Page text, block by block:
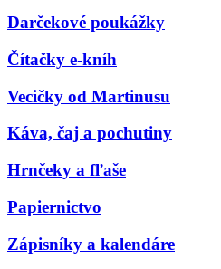
Darčekové poukážky
Čítačky e-kníh
Vecičky od Martinusu
Káva, čaj a pochutiny
Hrnčeky a fľaše
Papiernictvo
Zápisníky a kalendáre